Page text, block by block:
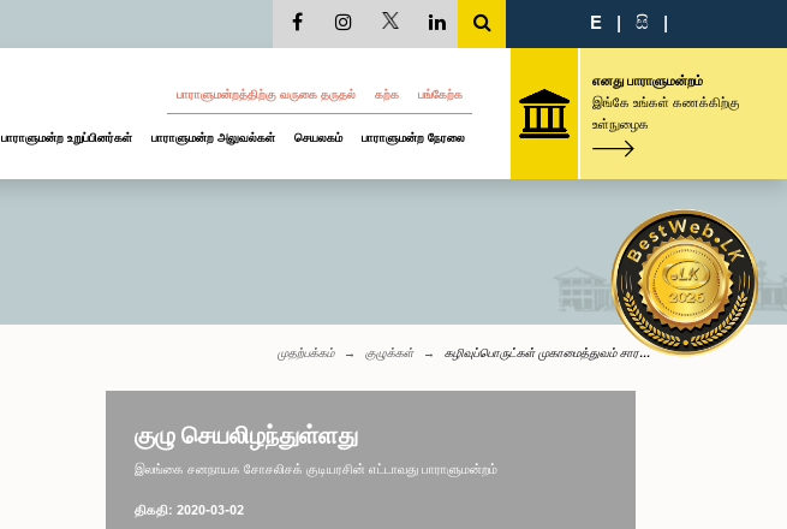
E | සි |
பாராளுமன்றத்திற்கு வருகை தருதல் கற்க பங்கேற்க
பாராளுமன்ற உறுப்பினர்கள் பாராளுமன்ற அலுவல்கள் செயலகம் பாராளுமன்ற நேரலை
எனது பாராளுமன்றம்
இங்கே உங்கள் கணக்கிற்கு
உள்நுழைக
முதற்பக்கம் குழுக்கள் கழிவுப்பொருட்கள் முகாமைத்துவம் சார...
குழு செயலிழந்துள்ளது
இலங்கை சனநாயக சோசலிசக் குடியரசின் எட்டாவது பாராளுமன்றம்
திகதி: 2020-03-02